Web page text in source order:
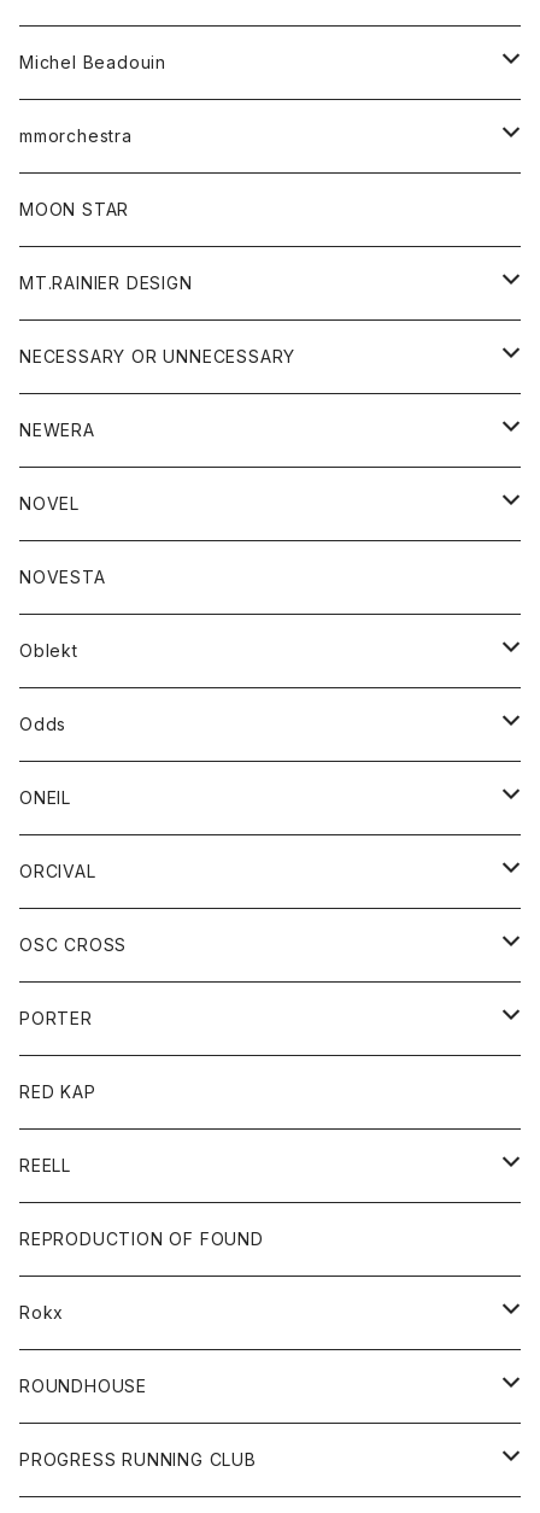
ポロシャツ
ロングスリーブTシャツ
フリース
ベルト
Michel Beadouin
トップス
ジャケット
ニット
パンツ
mmorchestra
帽子
MOON STAR
MT.RAINIER DESIGN
アウター
コート
ジャケット
アクセサリー
バッグ
グッズ
ウォレット
靴
トップス
ジャケット
シャツ
ボトム
ショートパンツ
パンツ
レディース
シャツ
Tシャツ
NECESSARY OR UNNECESSARY
アウター
コート
ジャケット
アクセサリー
バッグ
ブレスレット
グッズ
靴
ストール/マフラー
トップス
シャツ
シャツジャケット
ロングスリーブＴシャツ
ボトム
ショートパンツ
ジーンズ
NEWERA
帽子
NOVEL
トップス
カットソー
スエット
ボトム
NOVESTA
Oblekt
ボトム
ショートパンツ
パンツ
レディース
ボトム
Odds
帽子
ONEIL
スカート
ORCIVAL
アウター
コート
ジャケット
アクセサリー
バッグ
キッズ
Tシャツ
帽子
グッズ
靴
バック
トップス
カットソー
カーディガン
ボトムス
ショートパンツ
パンツ
レディース
カットソー
OSC CROSS
ダウンジャケット
PORTER
カードホルダー
キーホルダー
財布
バック
RED KAP
REELL
パンツ
ショートパンツ
REPRODUCTION OF FOUND
Rokx
ボトム
ROUNDHOUSE
エプロン
PROGRESS RUNNING CLUB